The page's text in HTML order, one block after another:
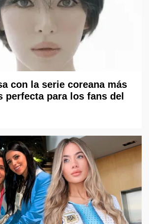
con la serie coreana más
perfecta para los fans del